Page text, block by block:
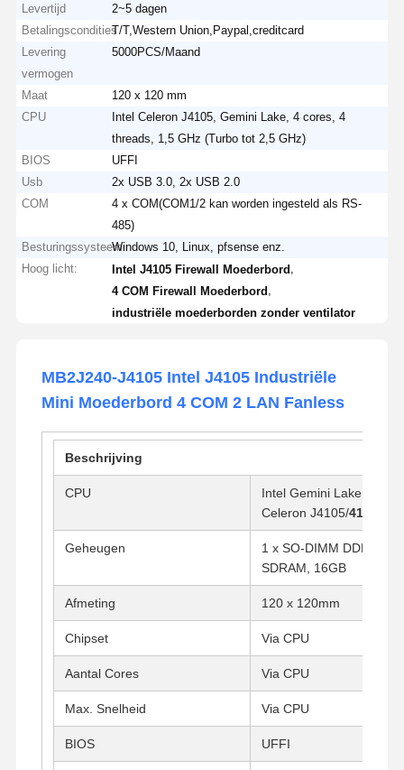
Levertijd
2~5 dagen
BetalingsconditiesT/T,Western Union,Paypal,creditcard
Levering
vermogen
5000PCS/Maand
Maat
120 x 120 mm
CPU
Intel Celeron J4105, Gemini Lake, 4 cores, 4
threads, 1,5 GHz (Turbo tot 2,5 GHz)
BIOS
UFFI
Usb
2x USB 3.0, 2x USB 2.0
COM
4 x COM(COM1/2 kan worden ingesteld als RS-
485)
BesturingssysteemWindows 10, Linux, pfsense enz.
Hoog licht:
Intel J4105 Firewall Moederbord
4 COM Firewall Moederbord
industriële moederborden zonder ventilator
MB2J240-J4105 Intel J4105 Industriële
Mini Moederbord 4 COM 2 LAN Fanless
Beschrijving
CPU
Intel Gemini Lake
Celeron J4105/4125
Geheugen
1 x SO-DIMM DDR4
SDRAM, 16GB
Afmeting 120 x 120mm
Chipset Via CPU
Aantal Cores Via CPU
Max. Snelheid Via CPU
BIOS UFFI